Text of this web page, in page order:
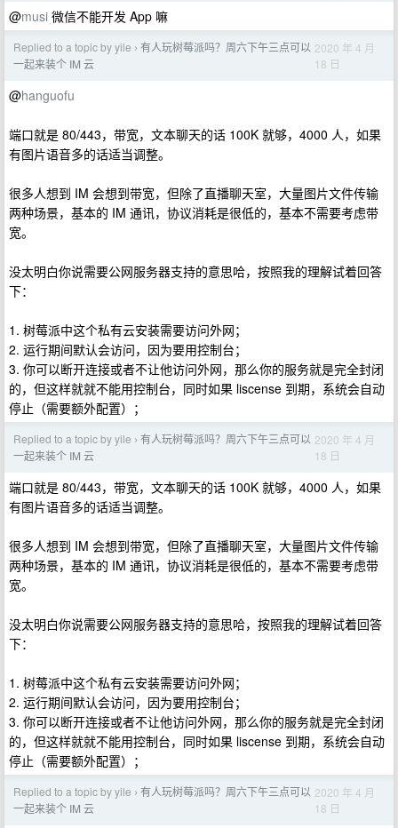
@musi 微信不能开发 App 嘛
Replied to a topic by yile › 有人玩树莓派吗？周六下午三点可以
一起来装个 IM 云
2020 年 4 月
18 日
@hanguofu
端口就是 80/443，带宽，文本聊天的话 100K 就够，4000 人，如果
有图片语音多的话适当调整。
很多人想到 IM 会想到带宽，但除了直播聊天室，大量图片文件传输
两种场景，基本的 IM 通讯，协议消耗是很低的，基本不需要考虑带
宽。
没太明白你说需要公网服务器支持的意思哈，按照我的理解试着回答
下：
1. 树莓派中这个私有云安装需要访问外网；
2. 运行期间默认会访问，因为要用控制台；
3. 你可以断开连接或者不让他访问外网，那么你的服务就是完全封闭
的，但这样就就不能用控制台，同时如果 liscense 到期，系统会自动
停止（需要额外配置）；
Replied to a topic by yile › 有人玩树莓派吗？周六下午三点可以
一起来装个 IM 云
2020 年 4 月
18 日
端口就是 80/443，带宽，文本聊天的话 100K 就够，4000 人，如果
有图片语音多的话适当调整。
很多人想到 IM 会想到带宽，但除了直播聊天室，大量图片文件传输
两种场景，基本的 IM 通讯，协议消耗是很低的，基本不需要考虑带
宽。
没太明白你说需要公网服务器支持的意思哈，按照我的理解试着回答
下：
1. 树莓派中这个私有云安装需要访问外网；
2. 运行期间默认会访问，因为要用控制台；
3. 你可以断开连接或者不让他访问外网，那么你的服务就是完全封闭
的，但这样就就不能用控制台，同时如果 liscense 到期，系统会自动
停止（需要额外配置）；
Replied to a topic by yile › 有人玩树莓派吗？周六下午三点可以
一起来装个 IM 云
2020 年 4 月
18 日